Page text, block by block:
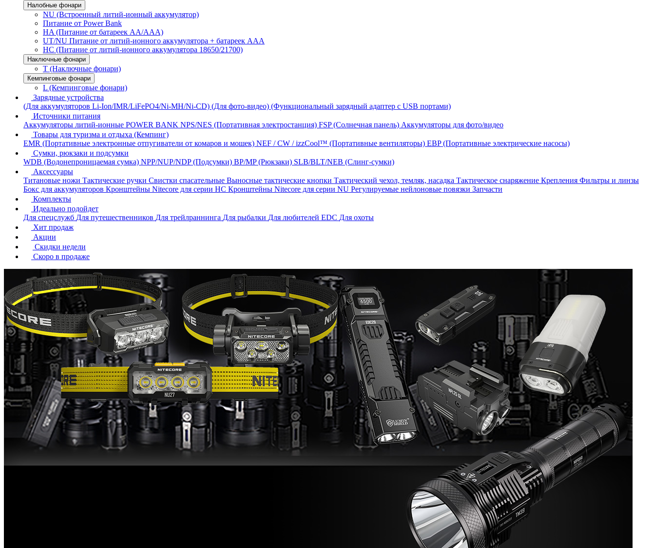
Налобные фонари
NU (Встроенный литий-ионный аккумулятор)
Питание от Power Bank
HA (Питание от батареек AA/AAA)
UT/NU Питание от литий-ионного аккумулятора + батареек AAA
HC (Питание от литий-ионного аккумулятора 18650/21700)
Наключные фонари
T (Наключные фонари)
Кемпинговые фонари
L (Кемпинговые фонари)
Зарядные устройства
(Для аккумуляторов Li-Ion/IMR/LiFePO4/Ni-MH/Ni-CD) (Для фото-видео) (Функциональный зарядный адаптер с USB портами)
Источники питания
Аккумуляторы литий-ионные POWER BANK NPS/NES (Портативная электростанция) FSP (Солнечная панель) Аккумуляторы для фото/видео
Товары для туризма и отдыха (Кемпинг)
EMR (Портативные электронные отпугиватели от комаров и мошек) NEF / CW / izzCool™ (Портативные вентиляторы) EBP (Портативные электрические насосы)
Сумки, рюкзаки и подсумки
WDB (Водонепроницаемая сумка) NPP/NUP/NDP (Подсумки) BP/MP (Рюкзаки) SLB/BLT/NEB (Слинг-сумки)
Аксессуары
Титановые ножи Тактические ручки Свистки спасательные Выносные тактические кнопки Тактический чехол, темляк, насадка Тактическое снаряжение Крепления Фильтры и линзы
Бокс для аккумуляторов Кронштейны Nitecore для серии HС Кронштейны Nitecore для серии NU Регулируемые нейлоновые повязки Запчасти
Комплекты
Идеально подойдет
Для спецслужб Для путешественников Для трейлраннинга Для рыбалки Для любителей EDC Для охоты
Хит продаж
Акции
Скидки недели
Скоро в продаже